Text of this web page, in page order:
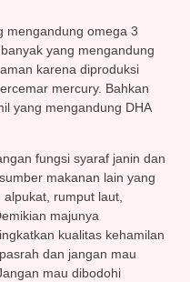
mengandung omega 3
yang mengandung
karena diproduksi
mercury. Bahkan
yang mengandung DHA
fungsi syaraf janin dan
makanan lain yang
rumput laut,
majunya
kualitas kehamilan
dan jangan mau
mau dibodohi